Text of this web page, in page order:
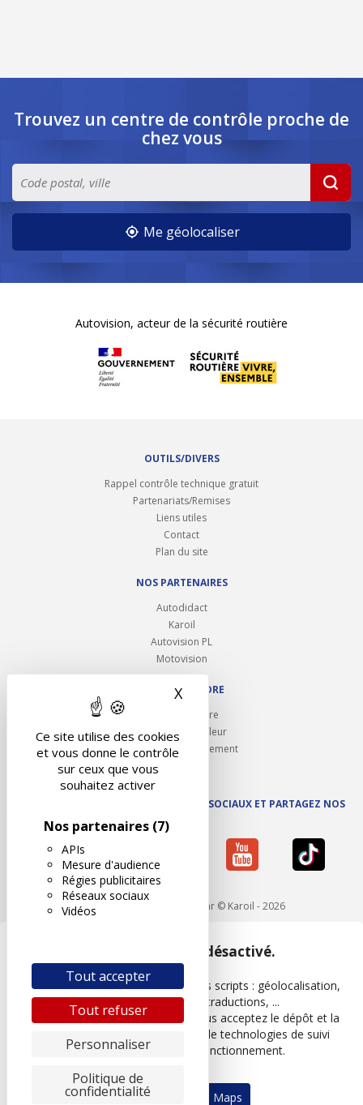
Ce site utilise des cookies
et vous donne le contrôle
sur ceux que vous
souhaitez activer
Nos partenaires (7)
APIs
Mesure d'audience
Régies publicitaires
Réseaux sociaux
Vidéos
Tout accepter
Tout refuser
Personnaliser
Politique de
confidentialité
X Masquer le bandeau des
Trouvez un centre de contrôle proche de
chez vous
Me géolocaliser
Autovision, acteur de la sécurité routière
OUTILS/DIVERS
Rappel contrôle technique gratuit
Partenariats/Remises
Liens utiles
Contact
Plan du site
NOS PARTENAIRES
Autodidact
Karoil
Autovision PL
Motovision
NOUS REJOINDRE
Ouvrir un centre
Devenez contrôleur
Carrières et recrutement
SUIVEZ AUTOVISION SUR LES RÉSEAUX SOCIAUX ET PARTAGEZ NOS
ACTUS
Mentions légales - Réalisé par © Karoil - 2026
Google Maps est désactivé.
Les APIs permettent de charger des scripts : géolocalisation,
moteurs de recherche, traductions, ...
En autorisant ces services tiers, vous acceptez le dépôt et la
lecture de cookies et l'utilisation de technologies de suivi
nécessaires à leur bon fonctionnement.
Autoriser Google Maps